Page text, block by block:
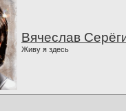
Вячеслав
Живу я здесь